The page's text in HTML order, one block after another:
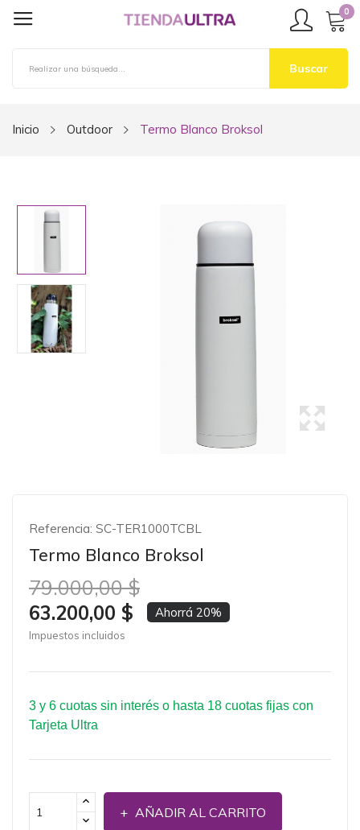
0
Buscar
Inicio Outdoor Termo Blanco Broksol
Referencia: SC-TER1000TCBL
Termo Blanco Broksol
79.000,00 $
63.200,00 $ Ahorrá 20%
Impuestos incluidos
3 y 6 cuotas sin interés o hasta 18 cuotas fijas con
Tarjeta Ultra
AÑADIR AL CARRITO